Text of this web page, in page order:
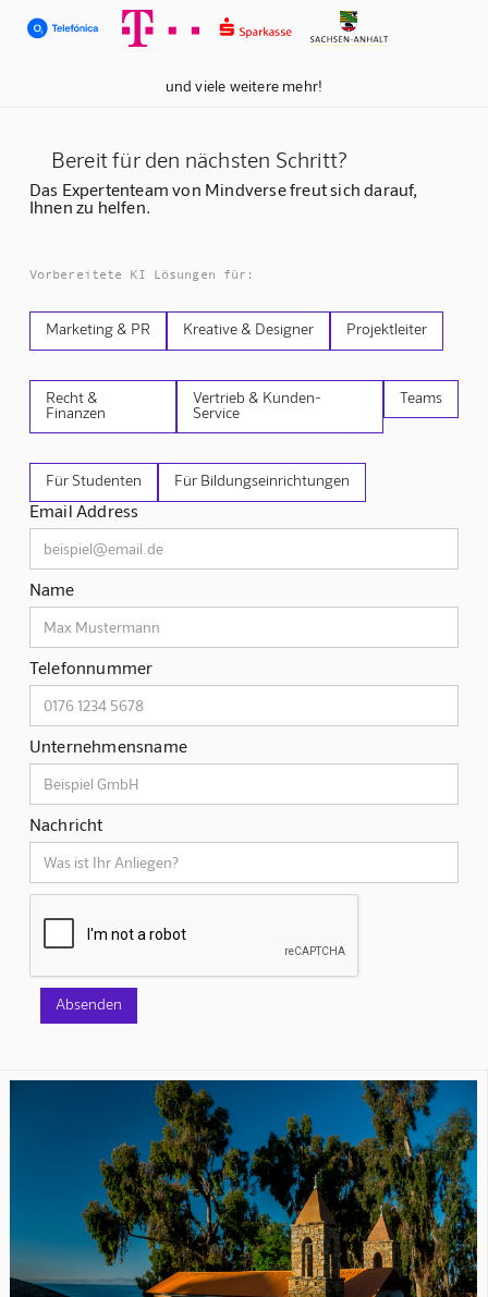
und viele weitere mehr!
Bereit für den nächsten Schritt?
Das Expertenteam von Mindverse freut sich darauf,
Ihnen zu helfen.
Vorbereitete KI Lösungen für:
Marketing & PR Kreative & Designer Projektleiter
Recht &
Finanzen
Vertrieb & Kunden-
Service
Teams
Für Studenten Für Bildungseinrichtungen
Email Address
Name
Telefonnummer
Unternehmensname
Nachricht